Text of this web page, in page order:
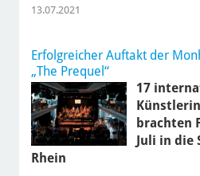
13.07.2021
Erfolgreicher Auftakt der
„The Prequel“
17
brachten
Juli in
Rhein